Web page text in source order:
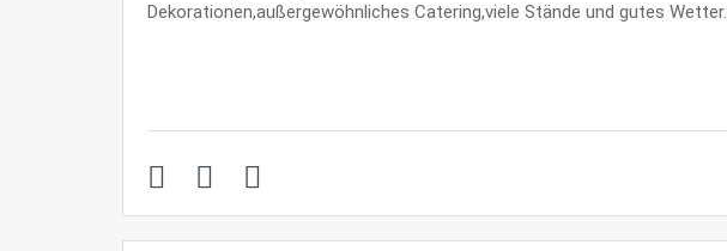
Dekorationen,außergewöhnliches Catering,viele Stände und gutes Wetter.